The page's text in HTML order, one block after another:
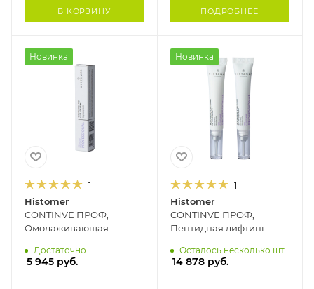
В КОРЗИНУ ПОДРОБНЕЕ
Новинка
1
Histomer
CONTINVE ПРОФ,
Омолаживающая
для области вокруг глаз
и губ HISTOMER, 10 мл
Достаточно
5 945 руб.
Новинка
1
Histomer
CONTINVE ПРОФ,
Пептидная лифтинг-
HISTOMER, 2*10 мл
Осталось несколько шт.
14 878руб.